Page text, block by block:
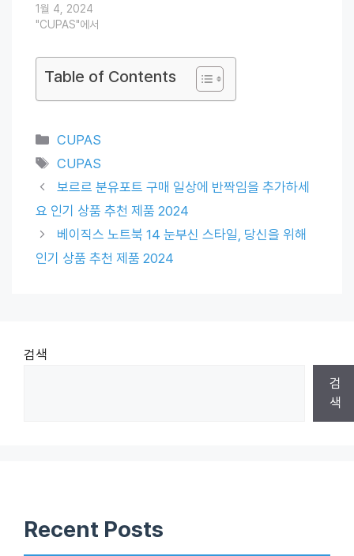
1월 4, 2024
"CUPAS"에서
Table of Contents
Categories
CUPAS
Tags
CUPAS
보르르 분유포트 구매 일상에 반짝임을 추가하세
요 인기 상품 추천 제품 2024
베이직스 노트북 14 눈부신 스타일, 당신을 위해
인기 상품 추천 제품 2024
검색
검
색
Recent Posts